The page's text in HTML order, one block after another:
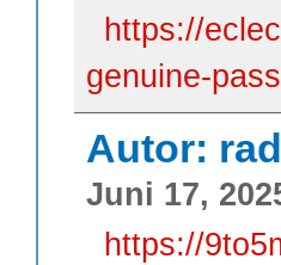
https://
genuine-
Autor:
Juni 17,
https://